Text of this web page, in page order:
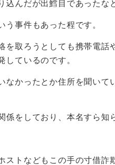
んだが出鱈目であったな
事件もあった程です。
取ろうとしても携帯電話
ているのです。
かったとか住所を聞いて
をしており、本名すら知
トなどもこの手の寸借詐